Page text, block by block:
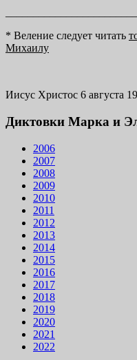
* Веление следует читать
Михаилу
Иисус Христос 6 августа
Диктовки Марка и
2006
2007
2008
2009
2010
2011
2012
2013
2014
2015
2016
2017
2018
2019
2020
2021
2022